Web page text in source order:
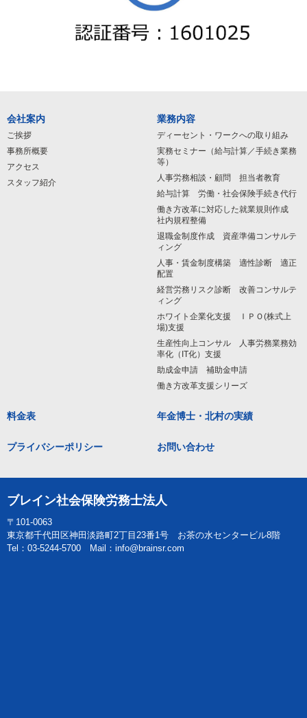
会社案内
ご挨拶
事務所概要
アクセス
スタッフ紹介
業務内容
ディーセント・ワークへの取り組み
実務セミナー（給与計算／手続き業務
等）
人事労務相談・顧問 担当者教育
給与計算 労働・社会保険手続き代行
働き方改革に対応した就業規則作成
社内規程整備
退職金制度作成 資産準備コンサルテ
ィング
人事・賃金制度構築 適性診断 適正
配置
経営労務リスク診断 改善コンサルテ
ィング
ホワイト企業化支援 ＩＰＯ(株式上
場)支援
生産性向上コンサル 人事労務業務効
率化（IT化）支援
助成金申請 補助金申請
働き方改革支援シリーズ
料金表 年金博士・北村の実績
プライバシーポリシー お問い合わせ
ブレイン社会保険労務士法人
〒101-0063
東京都千代田区神田淡路町2丁目23番1号 お茶の水センタービル8階
Tel：03-5244-5700 Mail：info@brainsr.com